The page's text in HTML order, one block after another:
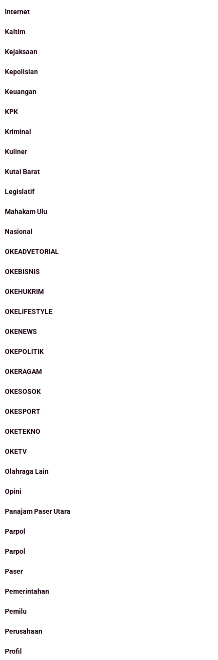
Internet
Kaltim
Kejaksaan
Kepolisian
Keuangan
KPK
Kriminal
Kuliner
Kutai Barat
Legislatif
Mahakam Ulu
Nasional
OKEADVETORIAL
OKEBISNIS
OKEHUKRIM
OKELIFESTYLE
OKENEWS
OKEPOLITIK
OKERAGAM
OKESOSOK
OKESPORT
OKETEKNO
OKETV
Olahraga Lain
Opini
Panajam Paser Utara
Parpol
Parpol
Paser
Pemerintahan
Pemilu
Perusahaan
Profil